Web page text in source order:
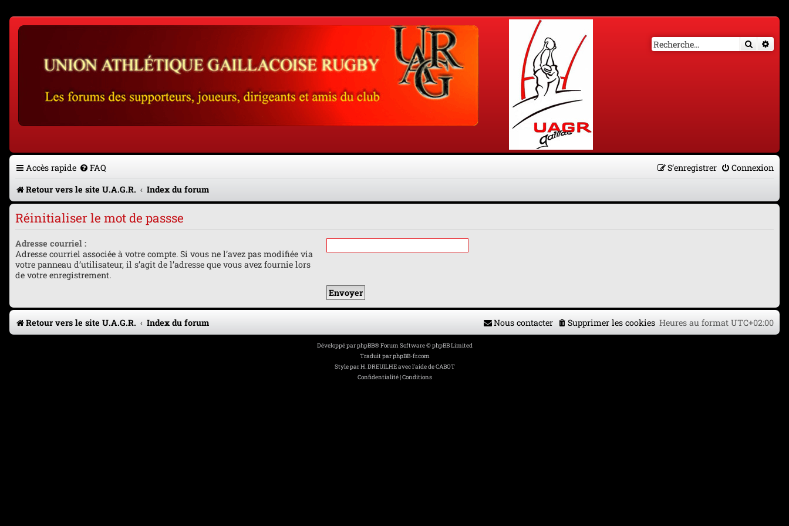
Accès rapide FAQ Connexion
S’enregistrer
Retour vers le site U.A.G.R.
Index du forum
Réinitialiser le mot de passse
Adresse courriel :
Adresse courriel associée à votre compte. Si vous ne l’avez pas modifiée via
votre panneau d’utilisateur, il s’agit de l’adresse que vous avez fournie lors
de votre enregistrement.
Retour vers le site U.A.G.R. Index du forum Heures au format UTC+02:00
Supprimer les cookies
Nous contacter
Développé parphpBB® Forum Software © phpBB Limited
Traduit parphpBB-fr.com
Style parH. DREUILHE avec l'aide de CABOT
Confidentialité|Conditions